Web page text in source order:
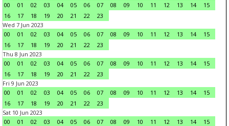
00
01 02 03 04 05 06 07 08 09 10 11 12 13 14
15
16
17 18 19 20 21 22
23
Wed 7 Jun 2023
00
01 02 03 04 05 06 07 08 09 10 11 12 13 14
15
16
17 18 19 20 21 22
23
Thu 8 Jun 2023
00
01 02 03 04 05 06 07 08 09 10 11 12 13 14
15
16
17 18 19 20 21 22
23
Fri 9 Jun 2023
00
01 02 03 04 05 06 07 08 09 10 11 12 13 14
15
16
17 18 19 20 21 22
23
Sat 10 Jun 2023
00
01 02 03 04 05 06 07 08 09 10 11 12 13 14
15